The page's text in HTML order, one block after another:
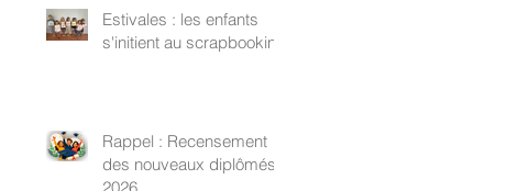
Estivales : les enfants
s'initient au scrapbooking
Rappel : Recensement
des nouveaux diplômés